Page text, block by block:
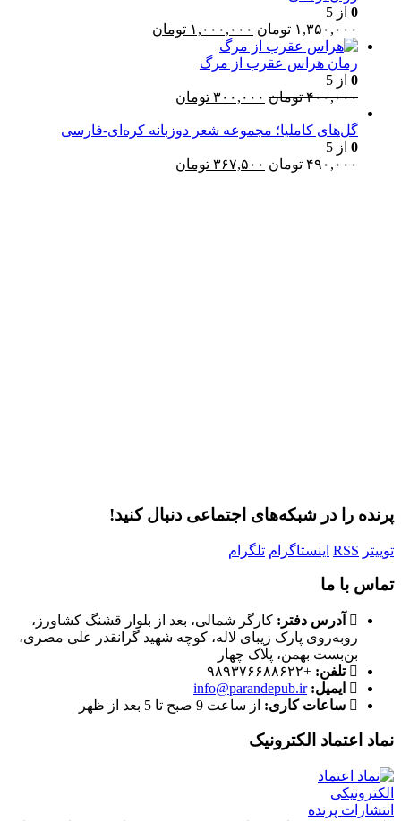
0 از 5
۱,۳۵۰,۰۰۰ تومان قیمت
اصلی:
۱,۰۰۰,۰۰۰ تومان
رمان هراس عقرب از مرگ
0 از 5
۴۰۰,۰۰۰ تومان قیمت
۴۰۰,۰۰۰ تومان
۳۰۰,۰۰۰ تومان
۳۰۰,۰۰۰ تومان.
گل‌های کاملیا؛ مجموعه شعر دوزبانه کره‌ای-فارسی
0 از 5
۴۹۰,۰۰۰ تومان قیمت
۳۶۷,۵۰۰ تومان
پرنده را در شبکه‌های اجتماعی دنبال کنید!
توییتر RSS اینستاگرام تلگرام
تماس با ما
آدرس دفتر: کارگر شمالی، بعد از بلوار قشنگ کشاورز،
روبه‌روی پارک زیبای لاله، کوچه شهید گرانقدر علی مصری،
بن‌بست بهمن، پلاک چهار
تلفن: +۹۸۹۳۷۶۶۸۸۶۲۲
ایمیل: info@parandepub.ir
ساعات کاری: از ساعت 9 صبح تا 5 بعد از ظهر
نماد اعتماد الکترونیک